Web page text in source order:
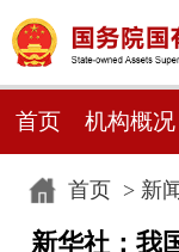
首页 机构概况
首页> 新
新华社：我